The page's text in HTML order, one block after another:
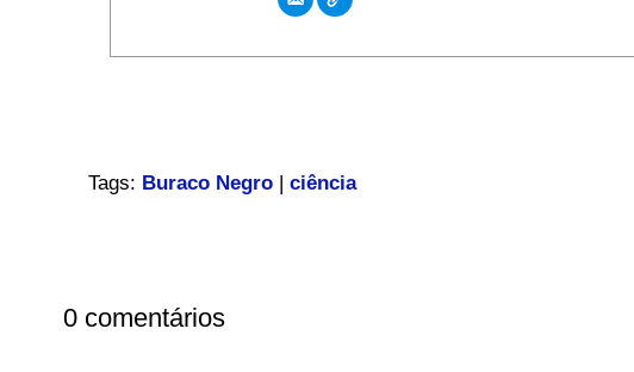
Tags: Buraco Negro| ciência
0 comentários